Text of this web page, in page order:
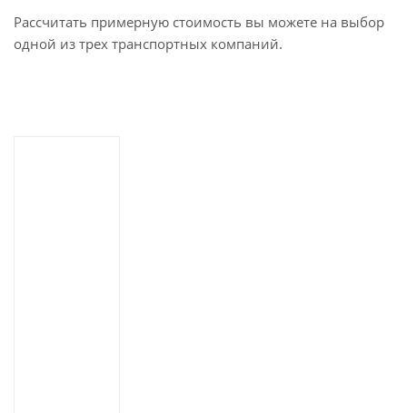
Рассчитать примерную стоимость вы можете на выбор
одной из трех транспортных компаний.